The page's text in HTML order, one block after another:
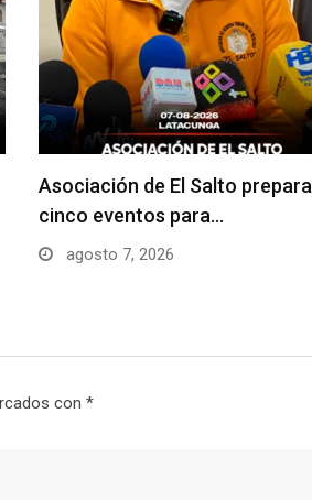
Asociación de El Salto prepara
cinco eventos para…
agosto 7, 2026
con *